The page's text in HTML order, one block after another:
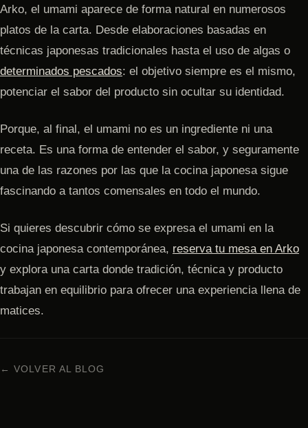
Arko, el umami aparece de forma natural en numerosos
platos de la carta. Desde elaboraciones basadas en
técnicas japonesas tradicionales hasta el uso de algas o
determinados pescados: el objetivo siempre es el mismo,
potenciar el sabor del producto sin ocultar su identidad.
Porque, al final, el umami no es un ingrediente ni una
receta. Es una forma de entender el sabor, y seguramente
una de las razones por las que la cocina japonesa sigue
fascinando a tantos comensales en todo el mundo.
Si quieres descubrir cómo se expresa el umami en la
cocina japonesa contemporánea, reserva tu mesa en Arko
y explora una carta donde tradición, técnica y producto
trabajan en equilibrio para ofrecer una experiencia llena de
matices.
← VOLVER AL BLOG